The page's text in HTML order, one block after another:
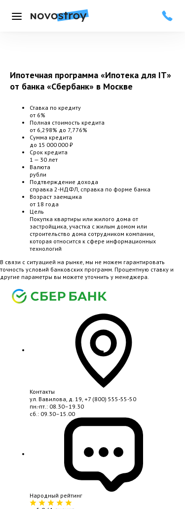
Меню
Ипотечная программа «Ипотека для IT»
от банка «Сбербанк» в Москве
Ставка по кредиту
от 6%
Полная стоимость кредита
от 6,298% до 7,776%
Сумма кредита
до 15 000 000 ₽
Срок кредита
1 — 30 лет
Валюта
рубли
Подтверждение дохода
справка 2-НДФЛ, справка по форме банка
Возраст заемщика
от 18 года
Цель
Покупка квартиры или жилого дома от
застройщика, участка с жилым домом или
строительство дома сотрудником компании,
которая относится к сфере информационных
технологий
В связи с ситуацией на рынке, мы не можем гарантировать
точность условий банковских программ. Процентную ставку и
другие параметры вы можете уточнить у менеджера.
Контакты
ул. Вавилова, д. 19, +7 (800) 555-55-50
пн.-пт.: 08.30–19.30
сб.: 09.30–15.00
Народный рейтинг